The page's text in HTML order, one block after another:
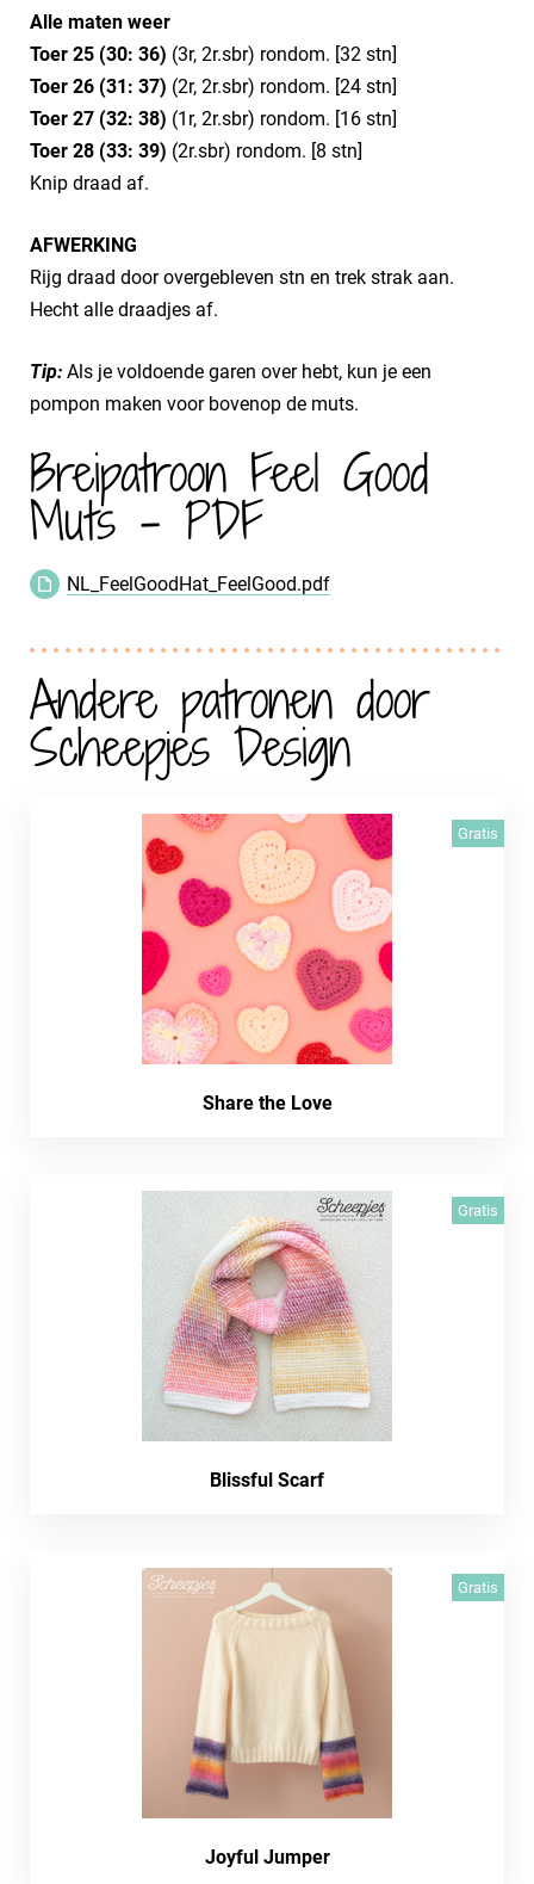
Alle maten weer
Toer 25 (30: 36) (3r, 2r.sbr) rondom. [32 stn]
Toer 26 (31: 37) (2r, 2r.sbr) rondom. [24 stn]
Toer 27 (32: 38) (1r, 2r.sbr) rondom. [16 stn]
Toer 28 (33: 39) (2r.sbr) rondom. [8 stn]
Knip draad af.
AFWERKING
Rijg draad door overgebleven stn en trek strak aan.
Hecht alle draadjes af.
Tip: Als je voldoende garen over hebt, kun je een
pompon maken voor bovenop de muts.
Breipatroon Feel Good
Muts - PDF
NL_FeelGoodHat_FeelGood.pdf
Andere patronen door
Scheepjes Design
Gratis
Share the Love
Gratis
Blissful Scarf
Gratis
Joyful Jumper